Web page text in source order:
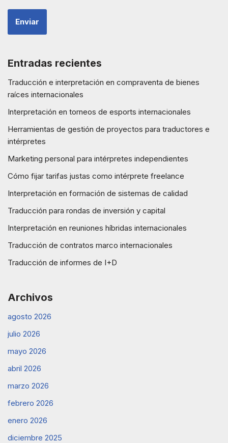
Entradas recientes
Traducción e interpretación en compraventa de bienes
raíces internacionales
Interpretación en torneos de esports internacionales
Herramientas de gestión de proyectos para traductores e
intérpretes
Marketing personal para intérpretes independientes
Cómo fijar tarifas justas como intérprete freelance
Interpretación en formación de sistemas de calidad
Traducción para rondas de inversión y capital
Interpretación en reuniones híbridas internacionales
Traducción de contratos marco internacionales
Traducción de informes de I+D
Archivos
agosto 2026
julio 2026
mayo 2026
abril 2026
marzo 2026
febrero 2026
enero 2026
diciembre 2025